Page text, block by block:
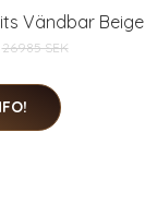
Vändbar Beige
26985 SEK